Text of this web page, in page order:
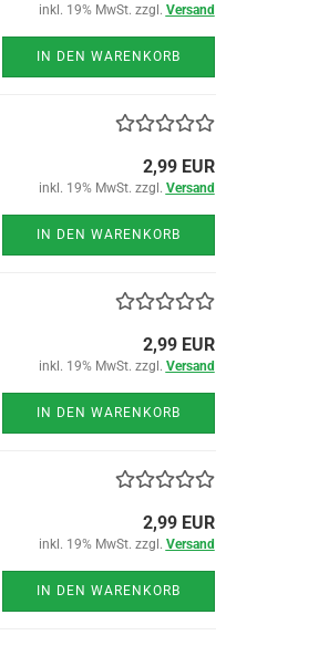
inkl. 19% MwSt. zzgl. Versand
IN DEN WARENKORB
2,99 EUR
inkl. 19% MwSt. zzgl. Versand
IN DEN WARENKORB
2,99 EUR
inkl. 19% MwSt. zzgl. Versand
IN DEN WARENKORB
2,99 EUR
inkl. 19% MwSt. zzgl. Versand
IN DEN WARENKORB